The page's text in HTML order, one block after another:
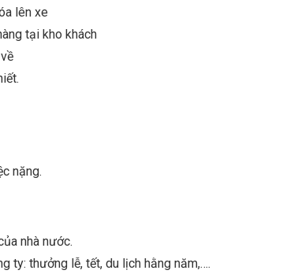
lên xe
tại kho khách
nặng.
nhà nước.
ty: thưởng lễ, tết, du lịch hằng năm,….